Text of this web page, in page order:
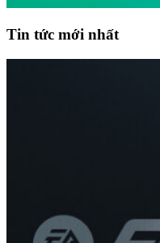
Tin tức mới nhất